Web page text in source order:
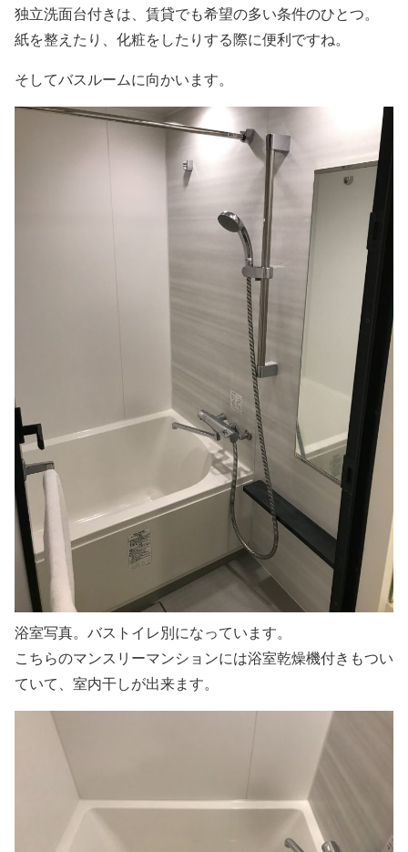
独立洗面台付きは、賃貸でも希望の多い条件のひとつ。
紙を整えたり、化粧をしたりする際に便利ですね。
そしてバスルームに向かいます。
浴室写真。バストイレ別になっています。
こちらのマンスリーマンションには浴室乾燥機付きもつい
ていて、室内干しが出来ます。